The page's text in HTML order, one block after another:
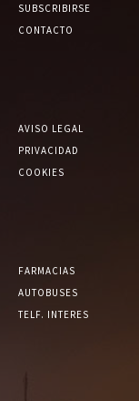
SUBSCRIBIRSE
CONTACTO
AVISO LEGAL
PRIVACIDAD
COOKIES
FARMACIAS
AUTOBUSES
TELF. INTERES